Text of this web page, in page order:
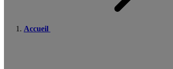
Accueil